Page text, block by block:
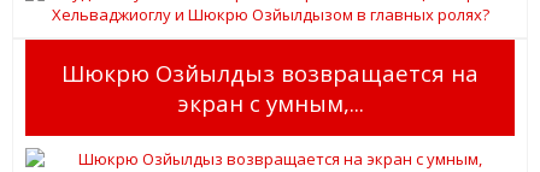
Шюкрю Озйылдыз возвращается на
экран с умным,...